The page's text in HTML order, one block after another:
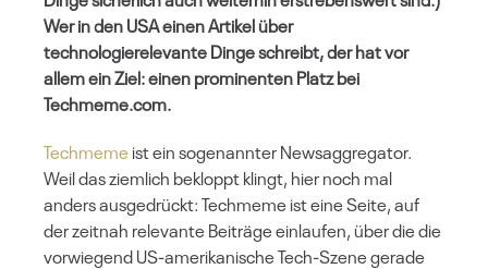
Wer in den USA einen Artikel über
technologierelevante Dinge schreibt, der hat vor
allem ein Ziel: einen prominenten Platz bei
Techmeme.com.
Techmeme ist ein sogenannter Newsaggregator.
Weil das ziemlich bekloppt klingt, hier noch mal
anders ausgedrückt: Techmeme ist eine Seite, auf
der zeitnah relevante Beiträge einlaufen, über die die
vorwiegend US-amerikanische Tech-Szene gerade